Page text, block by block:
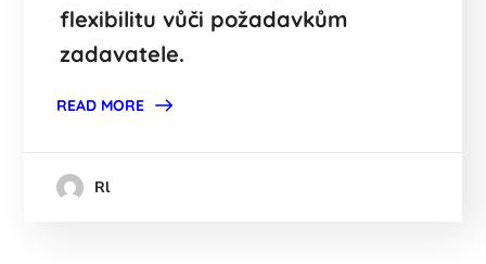
flexibilitu vůči požadavkům
zadavatele.
READ MORE
Rl